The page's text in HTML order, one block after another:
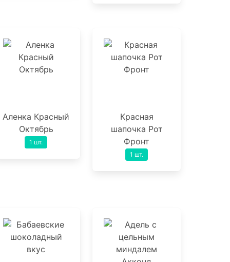
Аленка Красный
Октябрь
1 шт.
Красная
шапочка Рот
Фронт
1 шт.